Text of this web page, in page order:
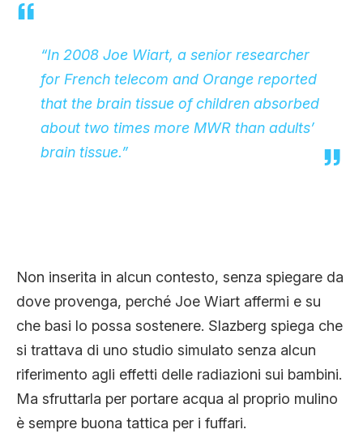
“In 2008 Joe Wiart, a senior researcher
for French telecom and Orange reported
that the brain tissue of children absorbed
about two times more MWR than adults’
brain tissue.”
Non inserita in alcun contesto, senza spiegare da
dove provenga, perché Joe Wiart affermi e su
che basi lo possa sostenere. Slazberg spiega che
si trattava di uno studio simulato senza alcun
riferimento agli effetti delle radiazioni sui bambini.
Ma sfruttarla per portare acqua al proprio mulino
è sempre buona tattica per i fuffari.